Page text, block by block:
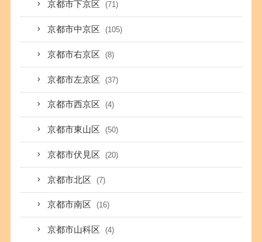
京都市下京区 (71)
京都市中京区 (105)
京都市右京区 (8)
京都市左京区 (37)
京都市西京区 (4)
京都市東山区 (50)
京都市伏見区 (20)
京都市北区 (7)
京都市南区 (16)
京都市山科区 (4)